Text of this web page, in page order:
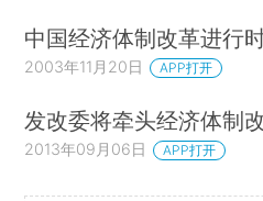
中国经济体制改革进行
2003年11月20日 APP打开
发改委将牵头经济体制
2013年09月06日 APP打开